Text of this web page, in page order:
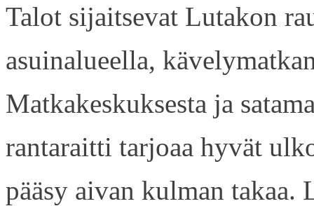
Talot sijaitsevat Lutakon
asuinalueella,
Matkakeskuksesta ja
rantaraitti tarjoaa hyvät
pääsy aivan kulman